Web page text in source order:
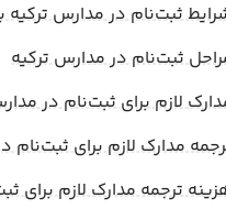
ثبت‌نام در مدارس ترکیه
ثبت‌نام در مدارس ترکیه
لازم برای ثبت‌نام در
مدارک لازم برای ثبت‌نام
ترجمه مدارک لازم برای